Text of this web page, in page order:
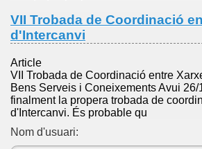
VII Trobada de Coordinació
d'Intercanvi
Article
VII Trobada de Coordinació entre
Bens Serveis i Coneixements Avui 26/
finalment la propera trobada de
d'Intercanvi. És probable qu
Nom d'usuari: